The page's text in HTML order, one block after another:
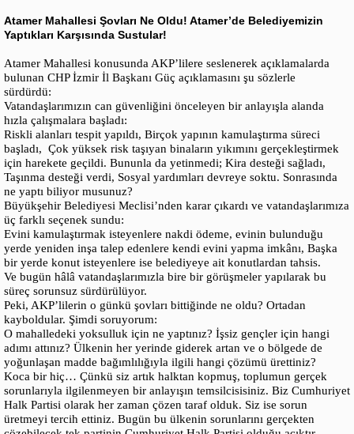
Atamer Mahallesi Şovları Ne Oldu! Atamer’de Belediyemizin
Yaptıkları Karşısında Sustular!
Atamer Mahallesi konusunda AKP’lilere seslenerek açıklamalarda
bulunan CHP İzmir İl Başkanı Güç açıklamasını şu sözlerle
sürdürdü:
Vatandaşlarımızın can güvenliğini önceleyen bir anlayışla alanda
hızla çalışmalara başladı:
Riskli alanları tespit yapıldı, Birçok yapının kamulaştırma süreci
başladı, Çok yüksek risk taşıyan binaların yıkımını gerçekleştirmek
için harekete geçildi. Bununla da yetinmedi; Kira desteği sağladı,
Taşınma desteği verdi, Sosyal yardımları devreye soktu. Sonrasında
ne yaptı biliyor musunuz?
Büyükşehir Belediyesi Meclisi’nden karar çıkardı ve vatandaşlarımıza
üç farklı seçenek sundu:
Evini kamulaştırmak isteyenlere nakdi ödeme, evinin bulunduğu
yerde yeniden inşa talep edenlere kendi evini yapma imkânı, Başka
bir yerde konut isteyenlere ise belediyeye ait konutlardan tahsis.
Ve bugün hâlâ vatandaşlarımızla bire bir görüşmeler yapılarak bu
süreç sorunsuz sürdürülüyor.
Peki, AKP’lilerin o günkü şovları bittiğinde ne oldu? Ortadan
kayboldular. Şimdi soruyorum:
O mahalledeki yoksulluk için ne yaptınız? İşsiz gençler için hangi
adımı attınız? Ülkenin her yerinde giderek artan ve o bölgede de
yoğunlaşan madde bağımlılığıyla ilgili hangi çözümü ürettiniz?
Koca bir hiç… Çünkü siz artık halktan kopmuş, toplumun gerçek
sorunlarıyla ilgilenmeyen bir anlayışın temsilcisisiniz. Biz Cumhuriyet
Halk Partisi olarak her zaman çözen taraf olduk. Siz ise sorun
üretmeyi tercih ettiniz. Bugün bu ülkenin sorunlarını gerçekten